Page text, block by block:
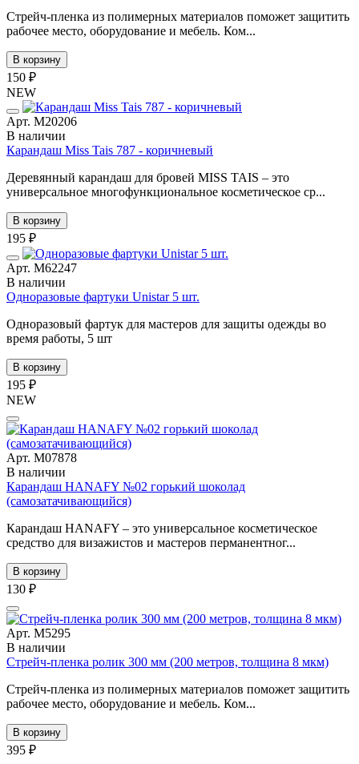
Стрейч-пленка из полимерных материалов поможет защитить
рабочее место, оборудование и мебель. Ком...
В корзину
150 ₽
NEW
Арт. М20206
В наличии
Карандаш Miss Tais 787 - коричневый
Деревянный карандаш для бровей MISS TAIS – это
универсальное многофункциональное косметическое ср...
В корзину
195 ₽
Арт. М62247
В наличии
Одноразовые фартуки Unistar 5 шт.
Одноразовый фартук для мастеров для защиты одежды во
время работы, 5 шт
В корзину
195 ₽
NEW
Арт. М07878
В наличии
Карандаш HANAFY №02 горький шоколад
(самозатачивающийся)
Карандаш HANAFY – это универсальное косметическое
средство для визажистов и мастеров перманентног...
В корзину
130 ₽
Арт. М5295
В наличии
Стрейч-пленка ролик 300 мм (200 метров, толщина 8 мкм)
Стрейч-пленка из полимерных материалов поможет защитить
рабочее место, оборудование и мебель. Ком...
В корзину
395 ₽